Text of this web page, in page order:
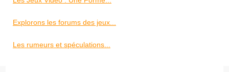
Explorons les forums des jeux...
Les rumeurs et spéculations...